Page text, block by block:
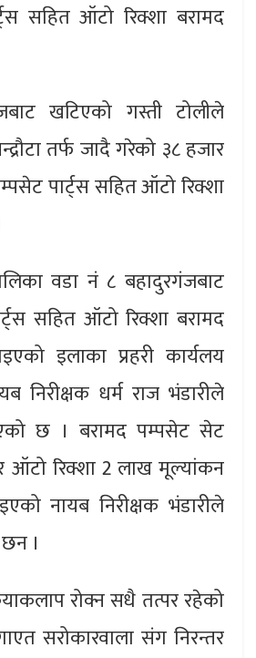
सहित ऑटो रिक्शा बरामद
खटिएको गस्ती टोलीले
तर्फ जादै गरेको ३८ हजार
पार्ट्स सहित ऑटो रिक्शा
वडा नं ८ बहादुरगंजबाट
सहित ऑटो रिक्शा बरामद
इलाका प्रहरी कार्यलय
निरीक्षक धर्म राज भंडारीले
छ । बरामद पम्पसेट सेट
ऑटो रिक्शा 2 लाख मूल्यांकन
नायब निरीक्षक भंडारीले
।
रोक्न सधै तत्पर रहेको
सरोकारवाला संग निरन्तर